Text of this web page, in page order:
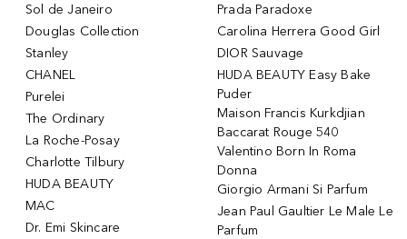
Sol de Janeiro
Douglas Collection
Stanley
CHANEL
Purelei
The Ordinary
La Roche-Posay
Charlotte Tilbury
HUDA BEAUTY
MAC
Dr. Emi Skincare
Prada Paradoxe
Carolina Herrera Good Girl
DIOR Sauvage
HUDA BEAUTY Easy Bake
Puder
Maison Francis Kurkdjian
Baccarat Rouge 540
Valentino Born In Roma
Donna
Giorgio Armani Si Parfum
Jean Paul Gaultier Le Male Le
Parfum